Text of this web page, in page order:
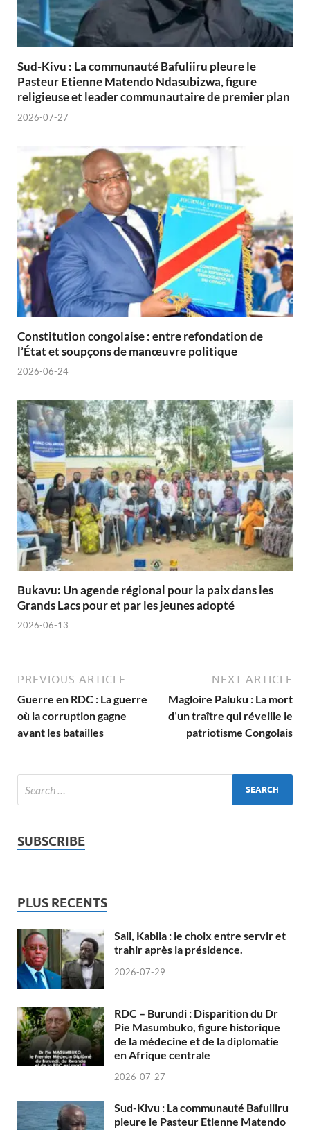
Sud-Kivu : La communauté Bafuliiru pleure le
Pasteur Etienne Matendo Ndasubizwa, figure
religieuse et leader communautaire de premier plan
2026-07-27
Constitution congolaise : entre refondation de
l’État et soupçons de manœuvre politique
2026-06-24
Bukavu: Un agende régional pour la paix dans les
Grands Lacs pour et par les jeunes adopté
2026-06-13
PREVIOUS ARTICLE
Guerre en RDC : La guerre
où la corruption gagne
avant les batailles
NEXT ARTICLE
Magloire Paluku : La mort
d’un traître qui réveille le
patriotisme Congolais
SUBSCRIBE
PLUS RECENTS
Sall, Kabila : le choix entre servir et
trahir après la présidence.
2026-07-29
RDC – Burundi : Disparition du Dr
Pie Masumbuko, figure historique
de la médecine et de la diplomatie
en Afrique centrale
2026-07-27
Sud-Kivu : La communauté Bafuliiru
pleure le Pasteur Etienne Matendo